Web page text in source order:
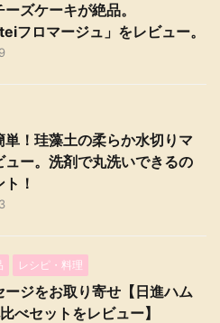
ズケーキが絶品。
フロマージュ」をレビュー。
単！珪藻土の柔らか水切りマ
ュー。洗剤で丸洗いできるの
！
レシピ・料理
ージをお取り寄せ【日進ハム
べセットをレビュー】